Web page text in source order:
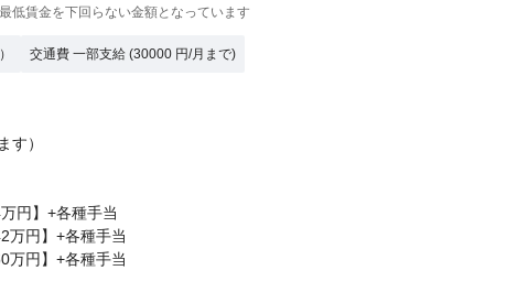
低賃金を下回らない金額となっています
交通費 一部支給 (30000 円/月まで)
す）
円】+各種手当
円】+各種手当
円】+各種手当